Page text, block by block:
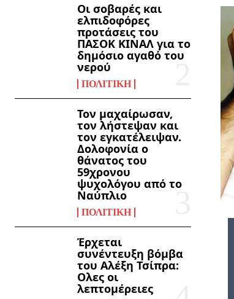
Οι σοβαρές και
ελπιδοφόρες
προτάσεις του
ΠΑΣΟΚ ΚΙΝΑΛ για το
δημόσιο αγαθό του
νερού
ΠΟΛΙΤΙΚΉ
Τον μαχαίρωσαν,
τον λήστεψαν και
τον εγκατέλειψαν.
Δολοφονία ο
θάνατος του
59χρονου
ψυχολόγου από το
Ναύπλιο
ΠΟΛΙΤΙΚΉ
Έρχεται
συνέντευξη βόμβα
του Αλέξη Τσίπρα:
Ολες οι
λεπτομέρειες